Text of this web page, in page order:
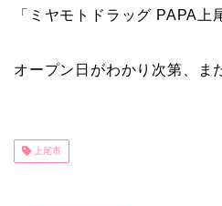
「ミヤモトドラッグ PAPA上
オープン日がわかり次第、ま
上尾市